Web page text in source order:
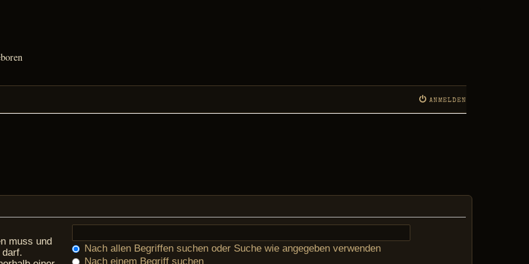
ANMELDEN
muss und
Nach allen Begriffen suchen oder Suche wie angegeben verwenden
Nach einem Begriff suchen